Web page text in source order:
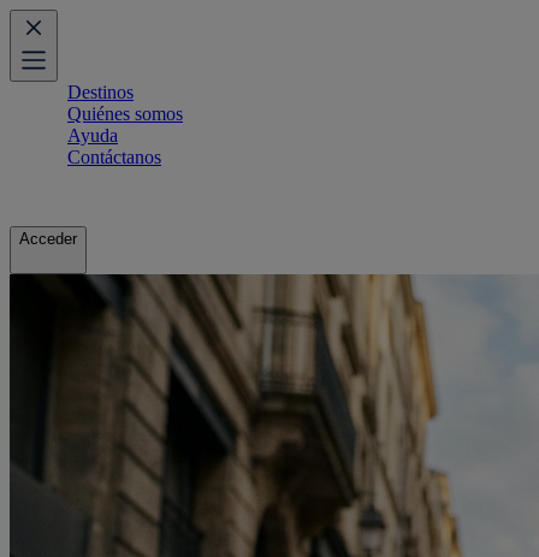
Destinos
Quiénes somos
Ayuda
Contáctanos
Acceder